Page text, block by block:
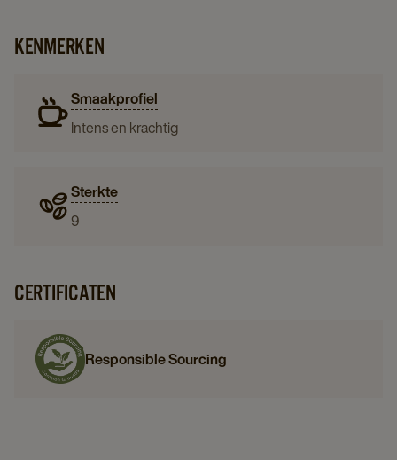
KENMERKEN
Smaakprofiel
Intens en krachtig
Sterkte
9
CERTIFICATEN
Responsible Sourcing